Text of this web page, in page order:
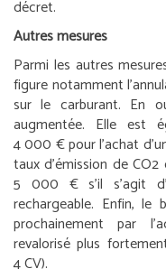
décret.
Autres mesures
Parmi les autres
figure notamment
sur le carburant. En
augmentée. Elle est
4 000 € pour l’achat
taux d’émission de
5 000 € s’il s’agit
rechargeable. Enfin, le
prochainement par
revalorisé plus
4 CV).